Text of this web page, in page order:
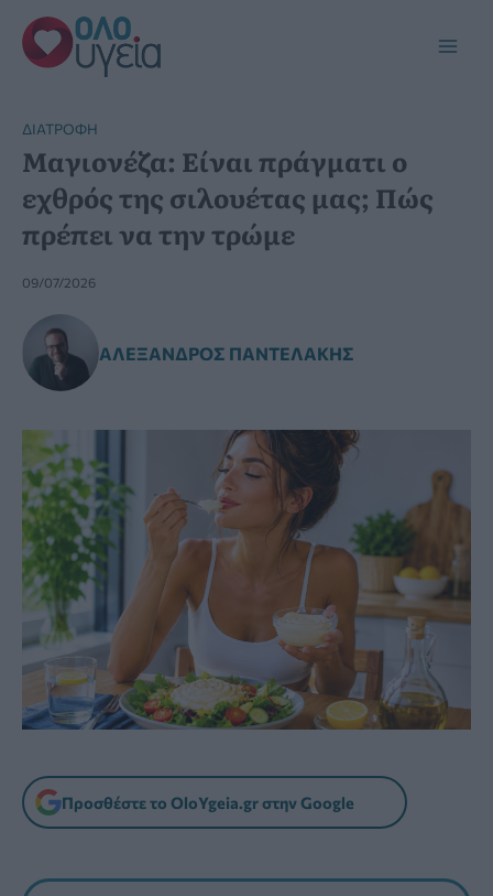
Μετάβαση
στο
περιεχόμενο
ΔΙΑΤΡΟΦΉ
Μαγιονέζα: Είναι πράγματι ο
εχθρός της σιλουέτας μας; Πώς
πρέπει να την τρώμε
09/07/2026
ΑΛΈΞΑΝΔΡΟΣ ΠΑΝΤΕΛΆΚΗΣ
Προσθέστε το OloYgeia.gr στην Google